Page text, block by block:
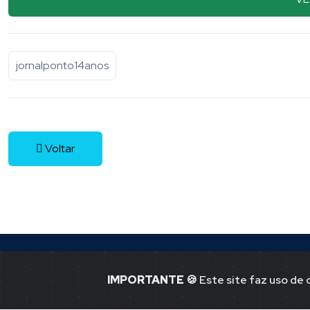
jornalponto14anos
Voltar
Jornal Ponto -
IMPORTANTE 🍪 Este site faz uso